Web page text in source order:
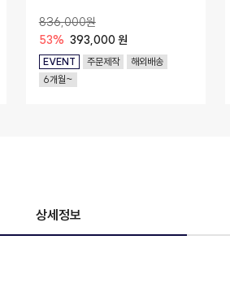
836,000원
53% 393,000 원
EVENT 주문제작
해외배송
6개월~
상세정보